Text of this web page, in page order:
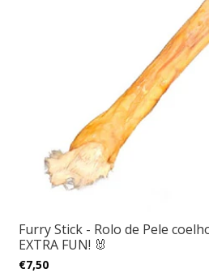
Furry Stick - Rolo de Pele
EXTRA FUN! 🐰
€7,50